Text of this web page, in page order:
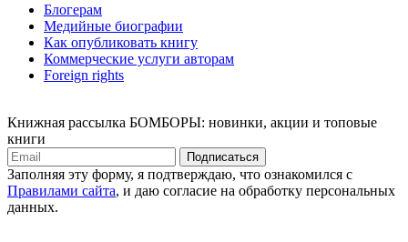
Блогерам
Медийные биографии
Как опубликовать книгу
Коммерческие услуги авторам
Foreign rights
Книжная рассылка БОМБОРЫ: новинки, акции и топовые
книги
Подписаться
Заполняя эту форму, я подтверждаю, что ознакомился с
Правилами сайта, и даю согласие на обработку персональных
данных.